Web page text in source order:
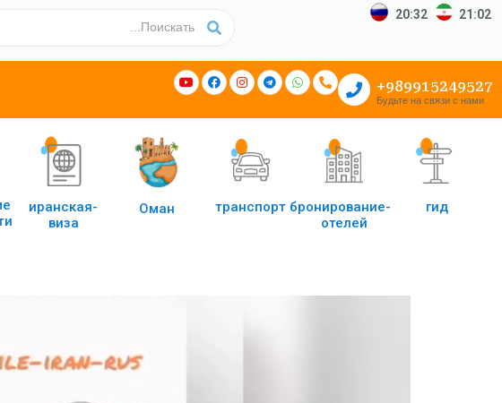
21:02
20:32
989915249527+
Будьте на связи с нами
гид
бронирование-
отелей
транспорт
Оман
иранская-
виза